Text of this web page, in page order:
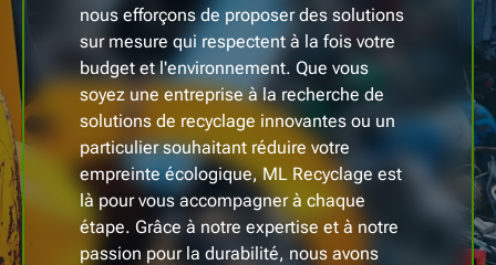
nous efforçons de proposer des solutions
sur mesure qui respectent à la fois votre
budget et l'environnement. Que vous
soyez une entreprise à la recherche de
solutions de recyclage innovantes ou un
particulier souhaitant réduire votre
empreinte écologique, ML Recyclage est
là pour vous accompagner à chaque
étape. Grâce à notre expertise et à notre
passion pour la durabilité, nous avons